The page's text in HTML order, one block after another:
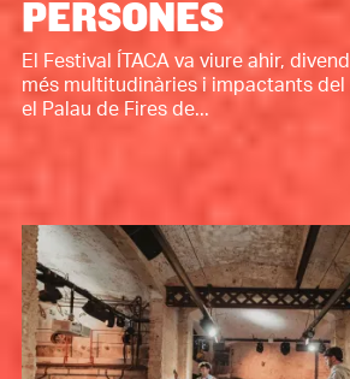
PERSONES
El Festival ÍTACA va viure ahir,
més multitudinàries i impactants
el Palau de Fires de...